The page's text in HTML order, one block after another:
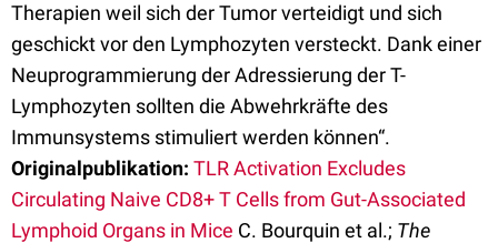
Therapien weil sich der Tumor verteidigt und sich
geschickt vor den Lymphozyten versteckt. Dank einer
Neuprogrammierung der Adressierung der T-
Lymphozyten sollten die Abwehrkräfte des
Immunsystems stimuliert werden können“.
Originalpublikation: TLR Activation Excludes
Circulating Naive CD8+ T Cells from Gut-Associated
Lymphoid Organs in Mice C. Bourquin et al.; The